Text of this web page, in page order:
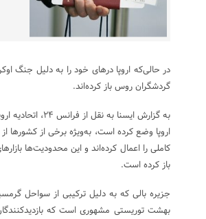
در حالی‌که اروپا درهای خود را به دلیل جنگ
گردشگران روس باز کرده‌اند.
به گزارش ایسنا
اروپا وضع کرده است، به‌ویژه برخی از کشورها
کاملی را اعمال کرده‌اند و این محدودیت‌ها
باز کرده است.
جزیره بالی که به دلیل ترکیبی از سواحل
بهشت توریستی مشهوری است که